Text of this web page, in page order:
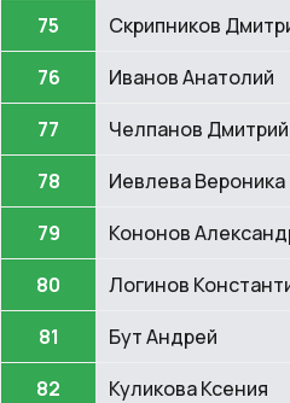
75
Скрипников
76
Иванов Анатолий
77
Челпанов Дмитрий
78
Иевлева Вероника
79
Кононов
80
Логинов
81
Бут Андрей
82
Куликова Ксения